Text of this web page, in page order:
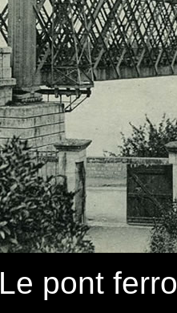
Le pont